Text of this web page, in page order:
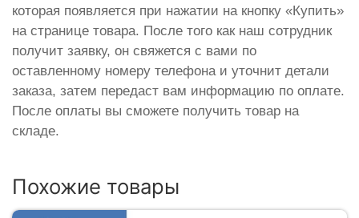
которая появляется при нажатии на кнопку «Купить»
на странице товара. После того как наш сотрудник
получит заявку, он свяжется с вами по
оставленному номеру телефона и уточнит детали
заказа, затем передаст вам информацию по оплате.
После оплаты вы сможете получить товар на
складе.
Похожие товары